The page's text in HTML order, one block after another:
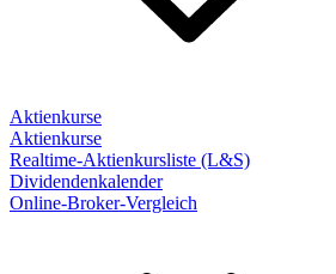
Aktienkurse
Aktienkurse
Realtime-Aktienkursliste (L&S)
Dividendenkalender
Online-Broker-Vergleich